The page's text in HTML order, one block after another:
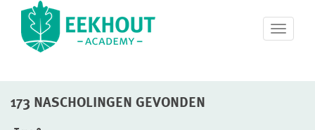
T
o
173 NASCHOLINGEN GEVONDEN